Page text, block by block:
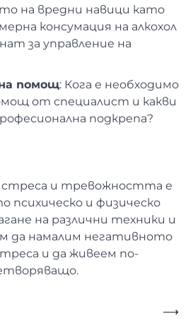
на вредни навици като
консумация на алкохол
за управление на
помощ: Кога е необходимо
от специалист и какви
подкрепа?
стреса и тревожността е
психическо и физическо
на различни техники и
да намалим негативното
и да живеем по-
⟶